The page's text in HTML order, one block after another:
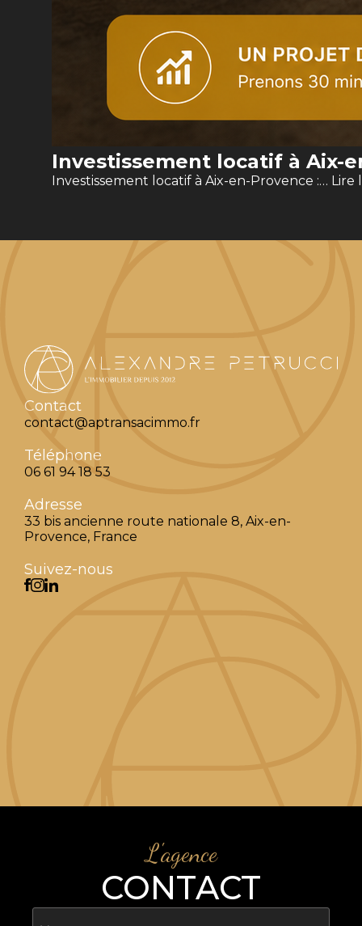
Investissement locatif à Aix-
Investissement locatif à Aix-en-Provence :… Lire
Contact
contact@aptransacimmo.fr
Téléphone
06 61 94 18 53
Adresse
33 bis ancienne route nationale 8, Aix-en-
Provence, France
Suivez-nous
L'agence
CONTACT
Nom